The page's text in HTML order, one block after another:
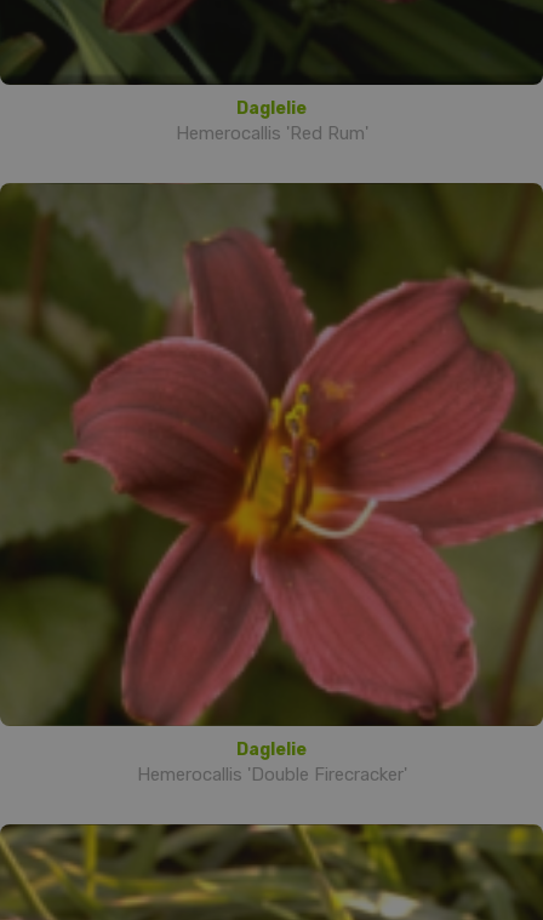
Daglelie
Hemerocallis 'Red Rum'
Daglelie
Hemerocallis 'Double Firecracker'